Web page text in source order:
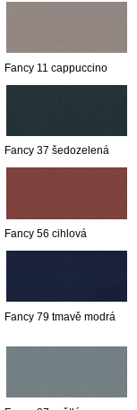
Fancy 11 cappuccino
Fancy 37 šedozelená
Fancy 56 cihlová
Fancy 79 tmavě modrá